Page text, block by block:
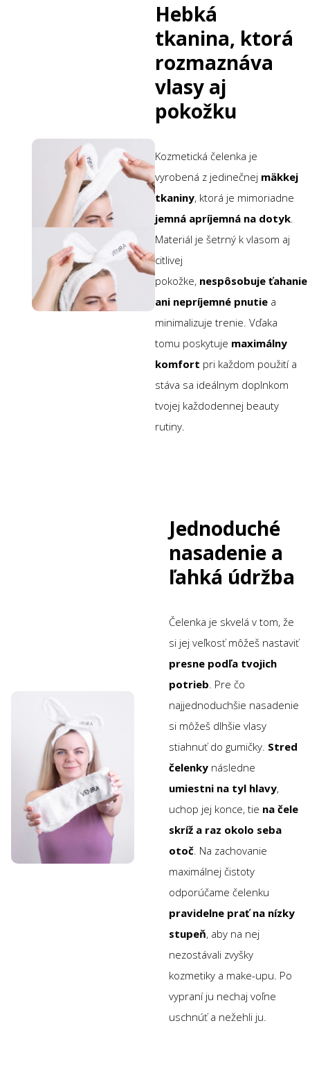
Hebká
tkanina, ktorá
rozmaznáva
vlasy aj
pokožku
Kozmetická čelenka je
vyrobená z jedinečnej mäkkej
tkaniny, ktorá je mimoriadne
jemná apríjemná na dotyk.
Materiál je šetrný k vlasom aj
citlivej
pokožke, nespôsobuje ťahanie
ani nepríjemné pnutie a
minimalizuje trenie. Vďaka
tomu poskytuje maximálny
komfort pri každom použití a
stáva sa ideálnym doplnkom
tvojej každodennej beauty
rutiny.
Jednoduché
nasadenie a
ľahká údržba
Čelenka je skvelá v tom, že
si jej veľkosť môžeš nastaviť
presne podľa tvojich
potrieb. Pre čo
najjednoduchšie nasadenie
si môžeš dlhšie vlasy
stiahnuť do gumičky. Stred
čelenky následne
umiestni na tyl hlavy,
uchop jej konce, tie na čele
skríž a raz okolo seba
otoč. Na zachovanie
maximálnej čistoty
odporúčame čelenku
pravidelne praťna nízky
stupeň, aby na nej
nezostávali zvyšky
kozmetiky a make-upu. Po
vypraní ju nechaj voľne
uschnúť a nežehli ju.